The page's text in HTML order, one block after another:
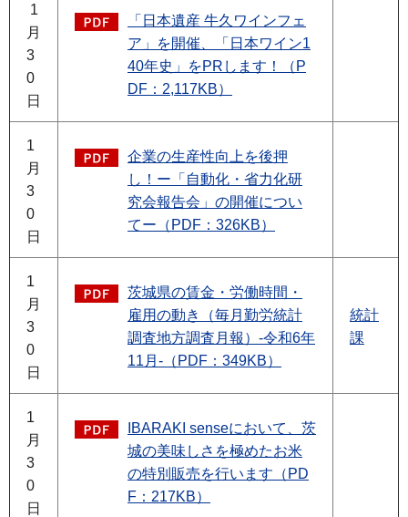
1
月
3
0
日
「日本遺産 牛久ワインフェ
ア」を開催、「日本ワイン1
40年史」をPRします！（P
DF：2,117KB）
1
月
3
0
日
企業の生産性向上を後押
し！ー「自動化・省力化研
究会報告会」の開催につい
てー（PDF：326KB）
1
月
3
0
日
茨城県の賃金・労働時間・
雇用の動き（毎月勤労統計
調査地方調査月報）-令和6年
11月-（PDF：349KB）
統計
課
1
月
3
0
日
IBARAKI senseにおいて、茨
城の美味しさを極めたお米
の特別販売を行います（PD
F：217KB）